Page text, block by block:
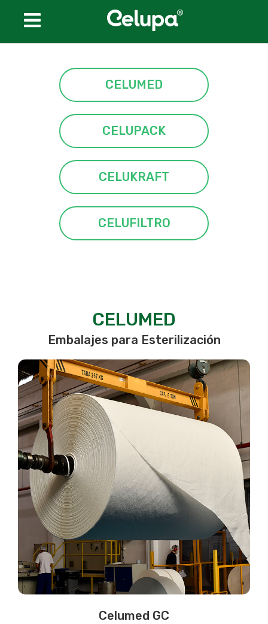
Conozca Celupa
Productos
CELUMED
CELUPACK
CELUKRAFT
CELUFILTRO
Certificaciones
PTENES
CELUMED
CELUPACK
CELUKRAFT
CELUFILTRO
CELUMED
Embalajes para Esterilización
Celumed GC